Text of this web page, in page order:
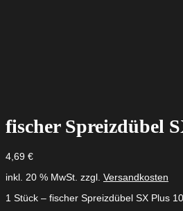
fischer Spreizdübel
4,69 €
inkl. 20 % MwSt. zzgl. Versandkosten
1 Stück – fischer Spreizdübel SX Plus